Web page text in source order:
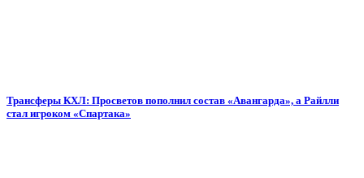
Трансферы КХЛ: Просветов пополнил состав «Авангарда», а Райлли
стал игроком «Спартака»